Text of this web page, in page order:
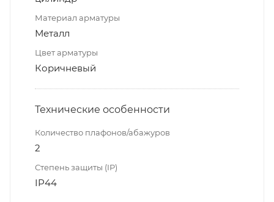
Материал арматуры
Металл
Цвет арматуры
Коричневый
Технические особенности
Количество плафонов/абажуров
2
Степень защиты (IP)
IP44